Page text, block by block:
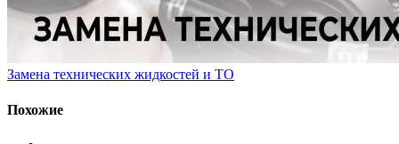
Замена технических жидкостей и ТО
Похожие